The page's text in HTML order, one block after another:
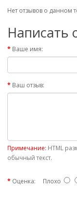
Нет отзывов о данном
Написать
Ваше имя:
Ваш отзыв:
Примечание: HTML
обычный текст.
Оценка: Плохо